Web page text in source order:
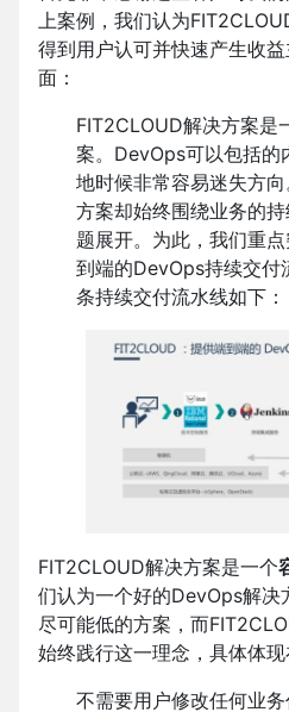
上案例，我们认为
得到用户认可并快速产生收
面：
FIT2CLOUD解决方案是
案。DevOps可以包括的
地时候非常容易迷失方
方案却始终围绕业务的
题展开。为此，我们重
到端的DevOps持续交付
条持续交付流水线如下：
FIT2CLOUD解决方案是一个
们认为一个好的DevOps解决
尽可能低的方案，而
始终践行这一理念，具体体现
不需要用户修改任何业